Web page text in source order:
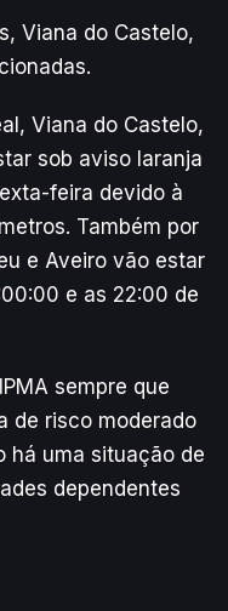
Viana do Castelo,
Viana do Castelo,
sob aviso laranja
feira devido à
Também por
e Aveiro vão estar
e as 22:00 de
sempre que
de risco moderado
há uma situação de
dependentes